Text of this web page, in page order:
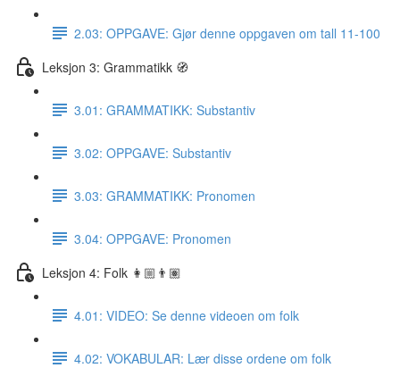
2.03: OPPGAVE: Gjør denne oppgaven om tall 11-100
Leksjon 3: Grammatikk 🧭
3.01: GRAMMATIKK: Substantiv
3.02: OPPGAVE: Substantiv
3.03: GRAMMATIKK: Pronomen
3.04: OPPGAVE: Pronomen
Leksjon 4: Folk 👩🏼👨🏽
4.01: VIDEO: Se denne videoen om folk
4.02: VOKABULAR: Lær disse ordene om folk